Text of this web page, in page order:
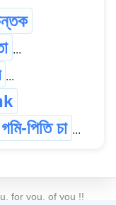
...
...
গমি-পিতি চা ...
for you, of you !!